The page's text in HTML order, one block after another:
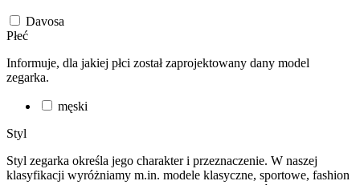
Davosa
Płeć
Informuje, dla jakiej płci został zaprojektowany dany model
zegarka.
męski
Styl
Styl zegarka określa jego charakter i przeznaczenie. W naszej
klasyfikacji wyróżniamy m.in. modele klasyczne, sportowe, fashion